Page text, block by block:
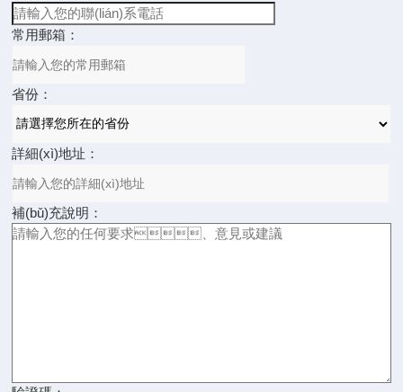
常用郵箱：
省份：
詳細(xì)地址：
補(bǔ)充說明：